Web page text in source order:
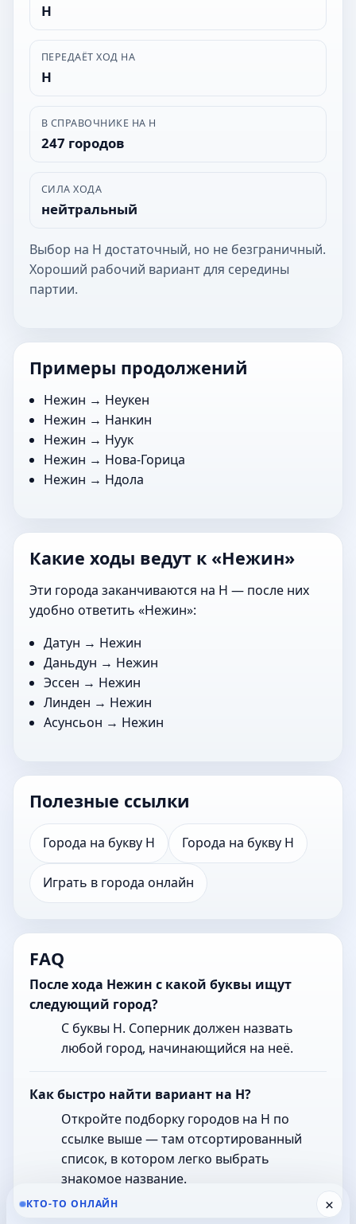
Н
ПЕРЕДАЁТ ХОД НА
Н
В СПРАВОЧНИКЕ НА Н
247 городов
СИЛА ХОДА
нейтральный
Выбор на Н достаточный, но не безграничный.
Хороший рабочий вариант для середины
партии.
Примеры продолжений
Нежин → Неукен
Нежин → Нанкин
Нежин → Нуук
Нежин → Нова-Горица
Нежин → Ндола
Какие ходы ведут к «Нежин»
Эти города заканчиваются на Н — после них
удобно ответить «Нежин»:
Датун → Нежин
Даньдун → Нежин
Эссен → Нежин
Линден → Нежин
Асунсьон → Нежин
Полезные ссылки
Города на букву Н Города на букву Н
Играть в города онлайн
FAQ
После хода Нежин с какой буквы ищут
следующий город?
С буквы Н. Соперник должен назвать
любой город, начинающийся на неё.
Как быстро найти вариант на Н?
Откройте подборку городов на Н по
ссылке выше — там отсортированный
список, в котором легко выбрать
знакомое название.
×
КТО-ТО ОНЛАЙН